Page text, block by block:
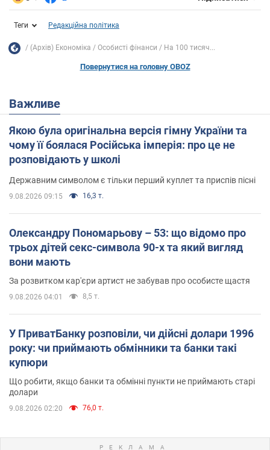
Теги Редакційна політика
(Архів) Економіка Особисті фінанси На 100 тисяч...
Повернутися на головну OBOZ
Важливе
Якою була оригінальна версія гімну України та
чому її боялася Російська імперія: про це не
розповідають у школі
Державним символом є тільки перший куплет та приспів пісні
9.08.2026 09:15 16,3 т.
Олександру Пономарьову – 53: що відомо про
трьох дітей секс-символа 90-х та який вигляд
вони мають
За розвитком кар'єри артист не забував про особисте щастя
9.08.2026 04:01 8,5 т.
У ПриватБанку розповіли, чи дійсні долари 1996
року: чи приймають обмінники та банки такі
купюри
Що робити, якщо банки та обмінні пункти не приймають старі
долари
9.08.2026 02:20 76,0 т.